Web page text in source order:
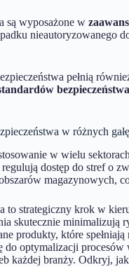
są wyposażone w
nieautoryzowanego
pełnią
bezpieczeństwa
w różnych
w wielu
dostęp do stref o
magazynowych,
to strategiczny krok w
skutecznie
produkty, które
do optymalizacji
każdej branży. Odkryj,